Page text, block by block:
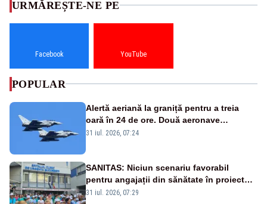
URMĂREȘTE-NE PE
Facebook YouTube
POPULAR
Alertă aeriană la graniță pentru a treia
oară în 24 de ore. Două aeronave
Eurofighter britanice au fost ridicate de la
31 iul. 2026, 07:24
SANITAS: Niciun scenariu favorabil
pentru angajații din sănătate în proiectul
Legii salarizării
31 iul. 2026, 07:29